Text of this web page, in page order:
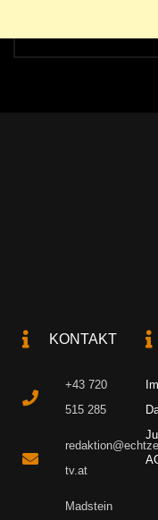
KONTAKT
+43 720
515 285
tv.at
Madstein